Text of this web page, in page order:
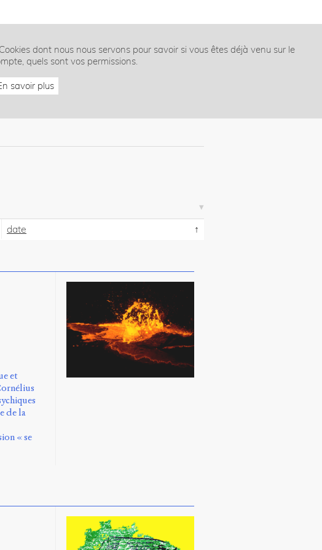
dont nous nous servons pour savoir si vous êtes déjà venu sur le
quels sont vos permissions.
savoir plus
date
et
de la
« se